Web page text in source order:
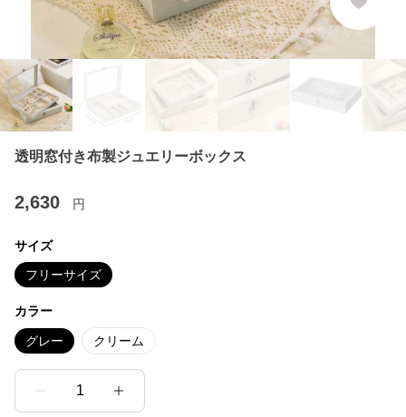
透明窓付き布製ジュエリーボックス
2,630 円
サイズ
フリーサイズ
カラー
グレー クリーム
1